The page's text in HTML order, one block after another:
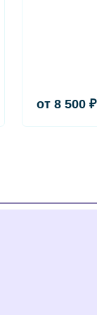
от 8 500 ₽